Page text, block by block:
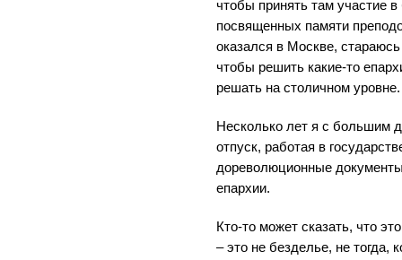
чтобы принять там участие
посвященных памяти
оказался в Москве,
чтобы решить какие-то
решать на столичном
Несколько лет я с большим
отпуск, работая в
дореволюционные
епархии.
Кто-то может сказать, что
– это не безделье, не тогда,